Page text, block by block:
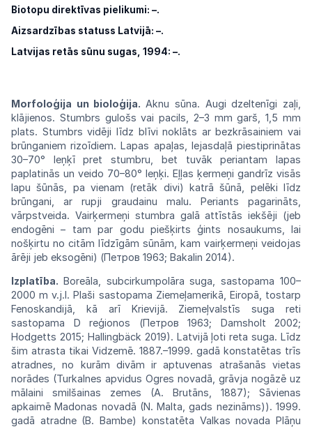
Biotopu direktīvas pielikumi: –.
Aizsardzības statuss Latvijā: –.
Latvijas retās sūnu sugas, 1994: –.
Morfoloģija un bioloģija. Aknu sūna. Augi dzeltenīgi zaļi,
klājienos. Stumbrs gulošs vai pacils, 2–3 mm garš, 1,5 mm
plats. Stumbrs vidēji līdz blīvi noklāts ar bezkrāsainiem vai
brūnganiem rizoīdiem. Lapas apaļas, lejasdaļā piestiprinātas
30–70° leņķī pret stumbru, bet tuvāk periantam lapas
paplatinās un veido 70–80° leņķi. Eļļas ķermeņi gandrīz visās
lapu šūnās, pa vienam (retāk divi) katrā šūnā, pelēki līdz
brūngani, ar rupji graudainu malu. Periants pagarināts,
vārpstveida. Vairķermeņi stumbra galā attīstās iekšēji (jeb
endogēni – tam par godu piešķirts ģints nosaukums, lai
nošķirtu no citām līdzīgām sūnām, kam vairķermeņi veidojas
ārēji jeb eksogēni) (Петров 1963; Bakalin 2014).
Izplatība. Boreāla, subcirkumpolāra suga, sastopama 100–
2000 m v.j.l. Plaši sastopama Ziemeļamerikā, Eiropā, tostarp
Fenoskandijā, kā arī Krievijā. Ziemeļvalstīs suga reti
sastopama D reģionos (Петров 1963; Damsholt 2002;
Hodgetts 2015; Hallingbäck 2019). Latvijā ļoti reta suga. Līdz
šim atrasta tikai Vidzemē. 1887.–1999. gadā konstatētas trīs
atradnes, no kurām divām ir aptuvenas atrašanās vietas
norādes (Turkalnes apvidus Ogres novadā, grāvja nogāzē uz
mālaini smilšainas zemes (A. Brutāns, 1887); Sāvienas
apkaimē Madonas novadā (N. Malta, gads nezināms)). 1999.
gadā atradne (B. Bambe) konstatēta Valkas novada Plāņu